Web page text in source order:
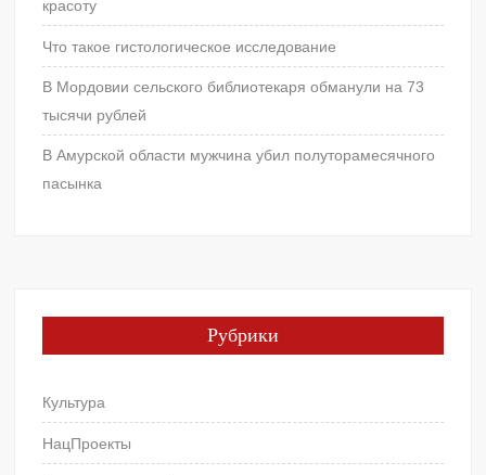
красоту
Что такое гистологическое исследование
В Мордовии сельского библиотекаря обманули на 73
тысячи рублей
В Амурской области мужчина убил полуторамесячного
пасынка
Рубрики
Культура
НацПроекты